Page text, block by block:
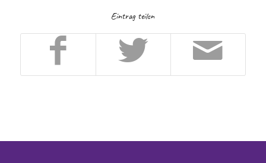
Eintrag teilen